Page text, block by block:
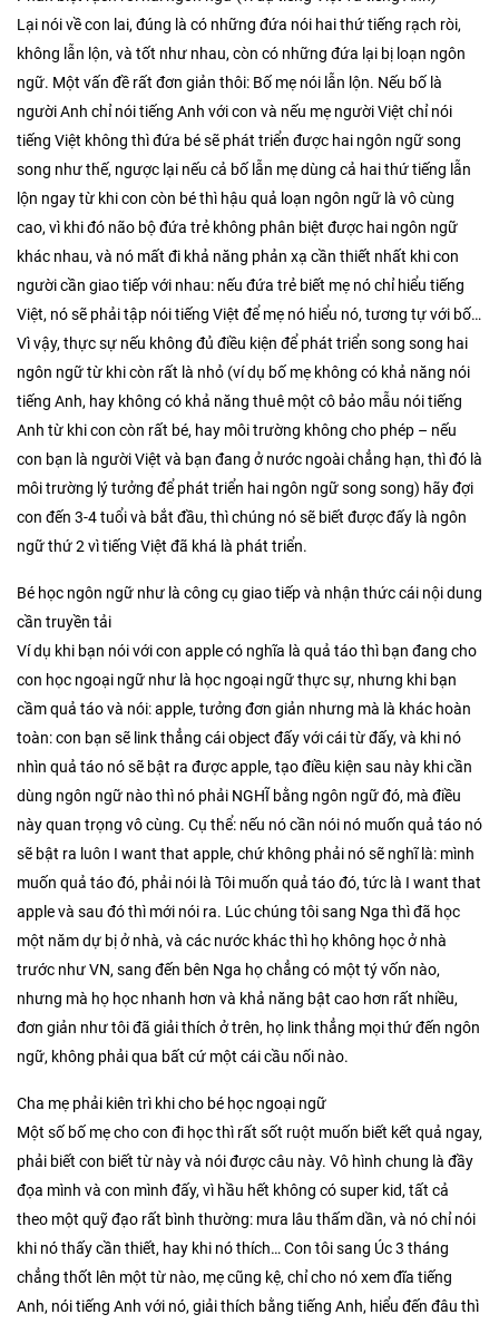
Lại nói về con lai, đúng là có những đứa nói hai thứ tiếng rạch ròi,
không lẫn lộn, và tốt như nhau, còn có những đứa lại bị loạn ngôn
ngữ. Một vấn đề rất đơn giản thôi: Bố mẹ nói lẫn lộn. Nếu bố là
người Anh chỉ nói tiếng Anh với con và nếu mẹ người Việt chỉ nói
tiếng Việt không thì đứa bé sẽ phát triển được hai ngôn ngữ song
song như thế, ngược lại nếu cả bố lẫn mẹ dùng cả hai thứ tiếng lẫn
lộn ngay từ khi con còn bé thì hậu quả loạn ngôn ngữ là vô cùng
cao, vì khi đó não bộ đứa trẻ không phân biệt được hai ngôn ngữ
khác nhau, và nó mất đi khả năng phản xạ cần thiết nhất khi con
người cần giao tiếp với nhau: nếu đứa trẻ biết mẹ nó chỉ hiểu tiếng
Việt, nó sẽ phải tập nói tiếng Việt để mẹ nó hiểu nó, tương tự với bố…
Vì vậy, thực sự nếu không đủ điều kiện để phát triển song song hai
ngôn ngữ từ khi còn rất là nhỏ (ví dụ bố mẹ không có khả năng nói
tiếng Anh, hay không có khả năng thuê một cô bảo mẫu nói tiếng
Anh từ khi con còn rất bé, hay môi trường không cho phép – nếu
con bạn là người Việt và bạn đang ở nước ngoài chẳng hạn, thì đó là
môi trường lý tưởng để phát triển hai ngôn ngữ song song) hãy đợi
con đến 3-4 tuổi và bắt đầu, thì chúng nó sẽ biết được đấy là ngôn
ngữ thứ 2 vì tiếng Việt đã khá là phát triển.
Bé học ngôn ngữ như là công cụ giao tiếp và nhận thức cái nội dung
cần truyền tải
Ví dụ khi bạn nói với con apple có nghĩa là quả táo thì bạn đang cho
con học ngoại ngữ như là học ngoại ngữ thực sự, nhưng khi bạn
cầm quả táo và nói: apple, tưởng đơn giản nhưng mà là khác hoàn
toàn: con bạn sẽ link thẳng cái object đấy với cái từ đấy, và khi nó
nhìn quả táo nó sẽ bật ra được apple, tạo điều kiện sau này khi cần
dùng ngôn ngữ nào thì nó phải NGHĨ bằng ngôn ngữ đó, mà điều
này quan trọng vô cùng. Cụ thể: nếu nó cần nói nó muốn quả táo nó
sẽ bật ra luôn I want that apple, chứ không phải nó sẽ nghĩ là: mình
muốn quả táo đó, phải nói là Tôi muốn quả táo đó, tức là I want that
apple và sau đó thì mới nói ra. Lúc chúng tôi sang Nga thì đã học
một năm dự bị ở nhà, và các nước khác thì họ không học ở nhà
trước như VN, sang đến bên Nga họ chẳng có một tý vốn nào,
nhưng mà họ học nhanh hơn và khả năng bật cao hơn rất nhiều,
đơn giản như tôi đã giải thích ở trên, họ link thẳng mọi thứ đến ngôn
ngữ, không phải qua bất cứ một cái cầu nối nào.
Cha mẹ phải kiên trì khi cho bé học ngoại ngữ
Một số bố mẹ cho con đi học thì rất sốt ruột muốn biết kết quả ngay,
phải biết con biết từ này và nói được câu này. Vô hình chung là đầy
đọa mình và con mình đấy, vì hầu hết không có super kid, tất cả
theo một quỹ đạo rất bình thường: mưa lâu thấm dần, và nó chỉ nói
khi nó thấy cần thiết, hay khi nó thích… Con tôi sang Úc 3 tháng
chẳng thốt lên một từ nào, mẹ cũng kệ, chỉ cho nó xem đĩa tiếng
Anh, nói tiếng Anh với nó, giải thích bằng tiếng Anh, hiểu đến đâu thì